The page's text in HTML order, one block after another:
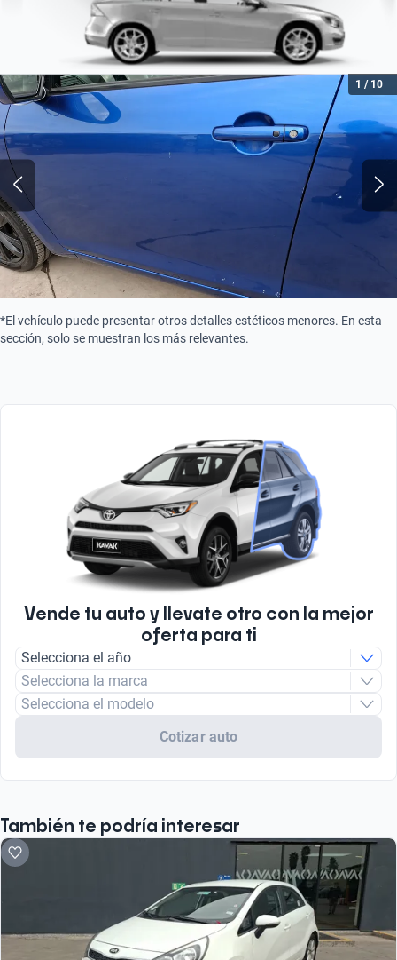
1 / 10
*El vehículo puede presentar otros detalles estéticos menores. En esta
sección, solo se muestran los más relevantes.
Vende tu auto y llevate otro con la mejor
oferta para ti
Selecciona el año
Selecciona la marca
Selecciona el modelo
Cotizar auto
También te podría interesar